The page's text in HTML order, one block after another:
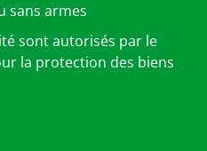
sans armes
sont autorisés par le
la protection des biens